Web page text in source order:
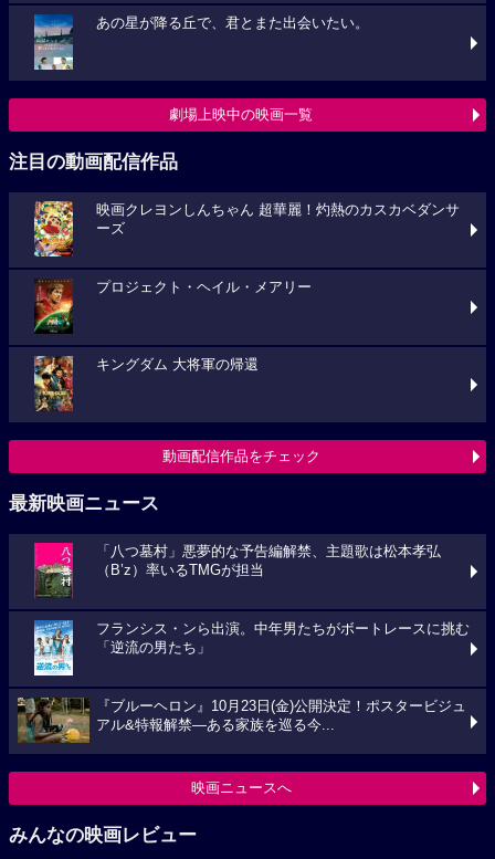
あの星が降る丘で、君とまた出会いたい。
劇場上映中の映画一覧
注目の動画配信作品
映画クレヨンしんちゃん 超華麗！灼熱のカスカベダンサ
ーズ
プロジェクト・ヘイル・メアリー
キングダム 大将軍の帰還
動画配信作品をチェック
最新映画ニュース
「八つ墓村」悪夢的な予告編解禁、主題歌は松本孝弘
（B’z）率いるTMGが担当
フランシス・ンら出演。中年男たちがボートレースに挑む
「逆流の男たち」
『ブルーヘロン』10月23日(金)公開決定！ポスタービジュ
アル&特報解禁―ある家族を巡る今...
映画ニュースへ
みんなの映画レビュー